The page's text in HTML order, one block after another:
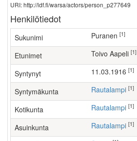
URI: http://ldf.fi/warsa/actors/person_p277649
Henkilötiedot
Sukunimi Puranen [1]
Etunimet Toivo Aapeli [1]
Syntynyt 11.03.1916 [1]
Syntymäkunta Rautalampi [1]
Kotikunta Rautalampi [1]
Asuinkunta Rautalampi [1]